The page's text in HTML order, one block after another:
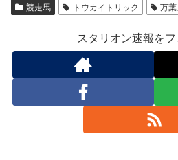
競走馬 トウカイトリック 万
スタリオン速報を